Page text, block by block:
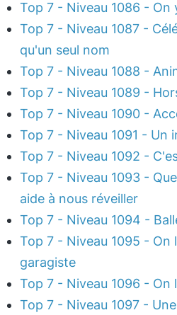
Top 7 - Niveau 1086 - On
Top 7 - Niveau 1087 -
qu'un seul nom
Top 7 - Niveau 1088 -
Top 7 - Niveau 1089 -
Top 7 - Niveau 1090 -
Top 7 - Niveau 1091 -
Top 7 - Niveau 1092 -
Top 7 - Niveau 1093 -
aide à nous réveiller
Top 7 - Niveau 1094 -
Top 7 - Niveau 1095 - On
garagiste
Top 7 - Niveau 1096 - On
Top 7 - Niveau 1097 -